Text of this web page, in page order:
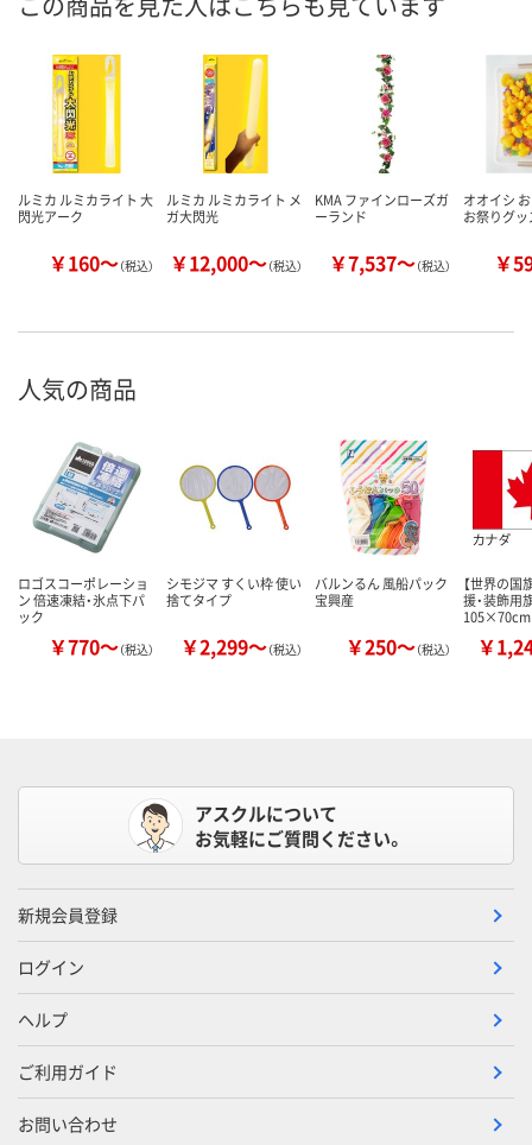
ルミカ ルミカライト 大
閃光アーク
￥160～（税込）
ルミカ ルミカライト メ
ガ大閃光
￥12,000～（税込）
KMA ファインローズガ
ーランド
￥7,537～（税込）
オオイシ
お祭りグッ
￥
人気の商品
ロゴスコーポレーショ
ン 倍速凍結・氷点下パ
ック
￥770～（税込）
シモジマ すくい枠 使い
捨てタイプ
￥2,299～（税込）
バルンるん 風船パック
宝興産
￥250～（税込）
【世界の国
援・装飾用
105×70cm
￥
アスクルについて
お気軽にご質問ください。
新規会員登録
ログイン
ヘルプ
ご利用ガイド
お問い合わせ